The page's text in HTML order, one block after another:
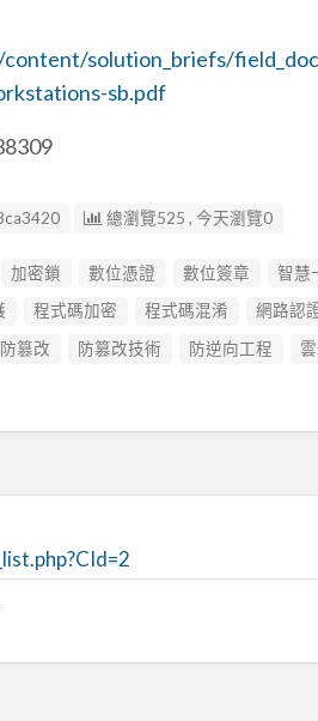
solution_briefs/
sb.pdf
總瀏覽525 , 今天瀏覽0
加密鎖 數位憑證 數位簽章 智慧
程式碼加密 程式碼混淆
網路認
防篡改 防篡改技術 防逆向工程